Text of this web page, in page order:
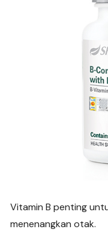
Vitamin B penting
menenangkan otak.